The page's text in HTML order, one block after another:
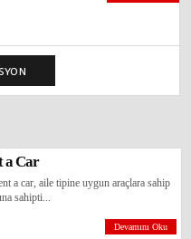
a Car
a car, aile tipine uygun araçlara sahip
sahipti...
Devamını Oku